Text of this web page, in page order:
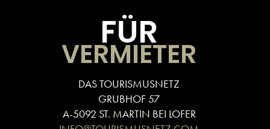
FÜR
VERMIETER
DAS TOURISMUSNETZ
GRUBHOF 57
A-5092 ST. MARTIN BEI LOFER